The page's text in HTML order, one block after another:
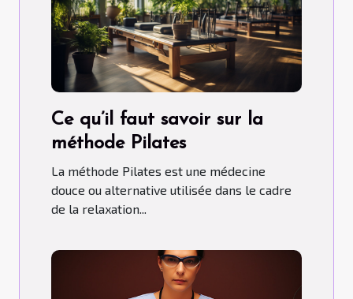
Ce qu’il faut savoir sur la
méthode Pilates
La méthode Pilates est une médecine
douce ou alternative utilisée dans le cadre
de la relaxation...